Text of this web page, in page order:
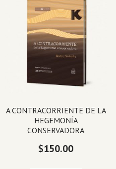
A CONTRACORRIENTE DE LA
HEGEMONÍA
CONSERVADORA
$150.00